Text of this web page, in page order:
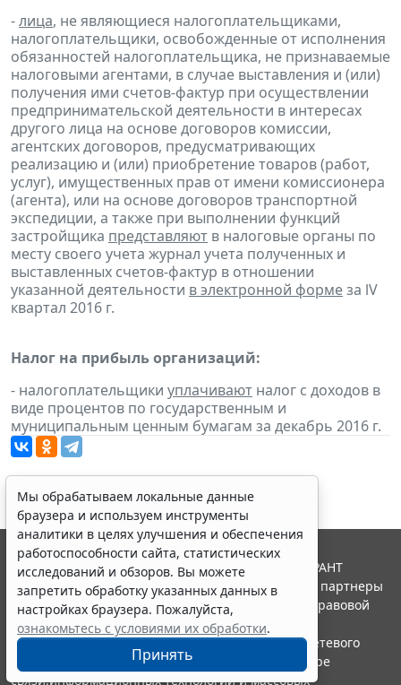
-лица, не являющиеся налогоплательщиками,
налогоплательщики, освобожденные от исполнения
обязанностей налогоплательщика, не признаваемые
налоговыми агентами, в случае выставления и (или)
получения ими счетов-фактур при осуществлении
предпринимательской деятельности в интересах
другого лица на основе договоров комиссии,
агентских договоров, предусматривающих
реализацию и (или) приобретение товаров (работ,
услуг), имущественных прав от имени комиссионера
(агента), или на основе договоров транспортной
экспедиции, а также при выполнении функций
застройщика представляют в налоговые органы по
месту своего учета журнал учета полученных и
выставленных счетов-фактур в отношении
указанной деятельности в электронной формеза lV
квартал 2016 г.
Налог на прибыль организаций:
- налогоплательщики уплачивают налог с доходов в
виде процентов по государственным и
муниципальным ценным бумагам за декабрь 2016 г.
Мы обрабатываем локальные данные
браузера и используем инструменты
аналитики в целях улучшения и обеспечения
работоспособности сайта, статистических
исследований и обзоров. Вы можете
запретить обработку указанных данных в
настройках браузера. Пожалуйста,
ознакомьтесь с условиями их обработки.
Принять
© ООО "НПП "ГАРАНТ-СЕРВИС", 2026. Система ГАРАНТ
выпускается с 1990 года. Компания "Гарант" и ее партнеры
являются участниками Российской ассоциации правовой
информации ГАРАНТ.
Портал ГАРАНТ.РУ зарегистрирован в качестве сетевого
издания Федеральной службой по надзору в сфере
связи,информационных технологий и массовых